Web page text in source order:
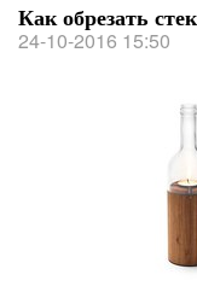
Как обрезать
24-10-2016 15:50